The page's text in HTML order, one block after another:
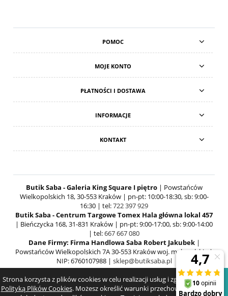
Strona korzysta z plików cookies w celu realizacji usług i zgodnie z
Polityką Plików Cookies. Możesz określić warunki przechowywania
POMOC
MOJE KONTO
PŁATNOŚCI I DOSTAWA
INFORMACJE
KONTAKT
Butik Saba - Galeria King Square I piętro| Powstańców
Wielkopolskich 18, 30-553 Kraków | pn-pt: 10:00-18:30, sb: 9:00-
16:30 | tel:722 397 929
Butik Saba - Centrum Targowe Tomex Hala główna lokal 457
| Bieńczycka 168, 31-831 Kraków | pn-pt: 9:00-17:00, sb: 9:00-14:00
| tel:667 667 080
Dane Firmy: Firma Handlowa Saba Robert Jakubek|
Powstańców Wielkopolskich 7A 30-553 Kraków woj. małopolskie |
NIP: 6760107988 | sklep@butiksaba.pl
POKAŻ PEŁNĄ WERSJĘ STRONY